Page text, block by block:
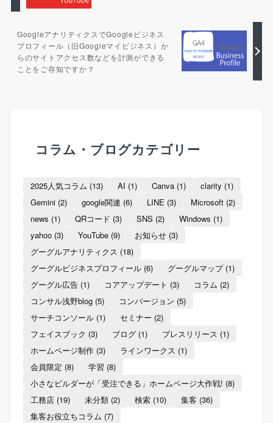
GoogleアナリティクスでGoogleビジネス
プロフィール（旧Googleマイビジネス）か
らのサイトアクセス数などを計測ができる
ことをご存知ですか？
コラム・ブログカテゴリー
2025人気コラム (13) AI (1) Canva(1) clarity (1)
Gemini(2) google関連 (6) LINE (3) Microsoft(2)
news (1) QRコード (3) SNS (2) Windows (1)
yahoo(3) YouTube(9) お知らせ(3)
グーグルアナリティクス (18)
グーグルビジネスプロフィール(6) グーグルマップ(1)
グーグル広告(1) コアアップデート (3) コラム (2)
コンサル浅野blog(5) コンバージョン (5)
サーチコンソール(1) セミナー (2)
フェイスブック (3) ブログ(1) プレスリリース (1)
ホームページ制作(3) ラインワークス (1)
会員限定 (8) 学習 (8)
小さなビルダーが「受注できる」ホームページ大作戦! (8)
工務店(19) 未分類(2) 検索(10) 集客 (36)
集客お役立ちコラム (7)